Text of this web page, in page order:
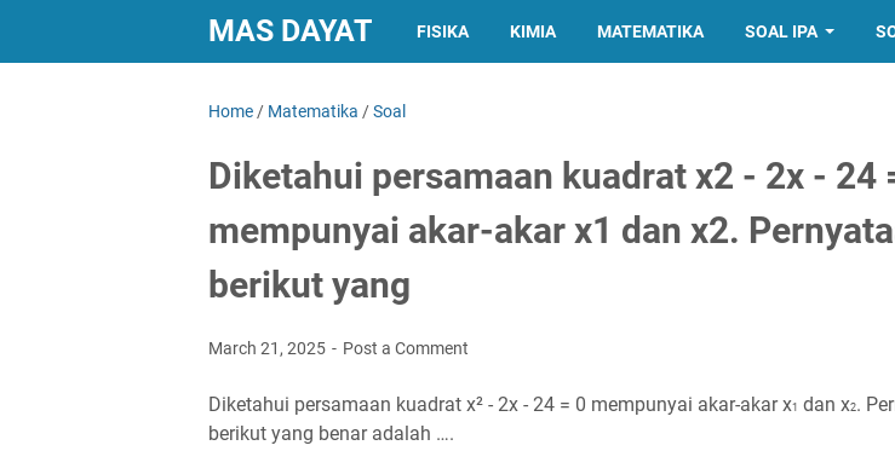
MAS DAYAT FISIKA KIMIA MATEMATIKA SOAL IPA
Home / Matematika /Soal
Diketahui persamaan kuadrat x2 - 2x - 24
mempunyai akar-akar x1 dan x2.
berikut yang
March 21, 2025 Post a Comment
Diketahui persamaan kuadrat x² - 2x - 24 = 0 mempunyai akar-akar x1 dan x2.
berikut yang benar adalah ….